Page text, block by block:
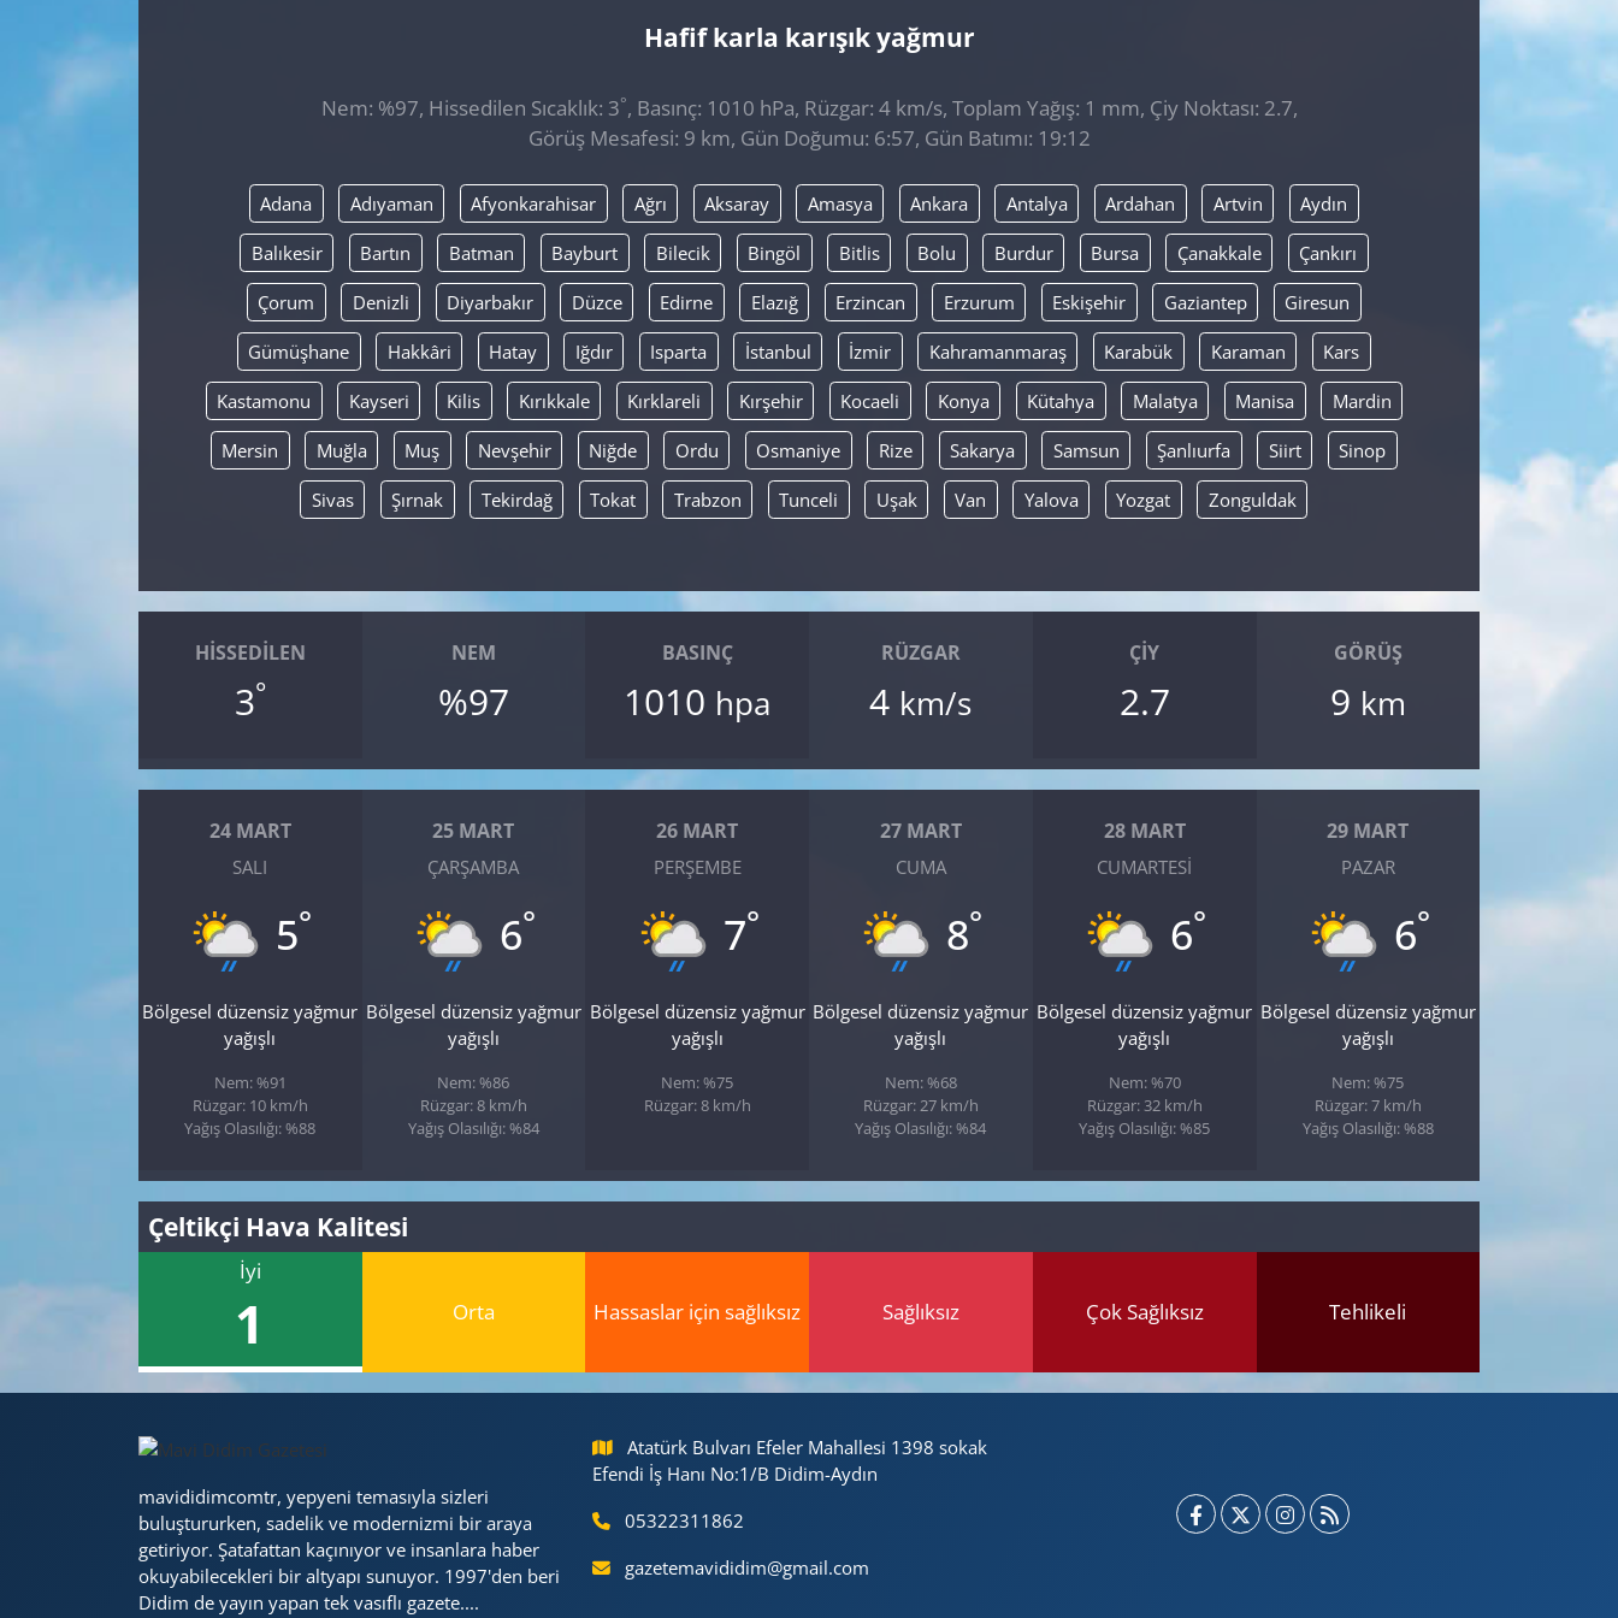
Hafif karla karışık yağmur
Nem: %97, Hissedilen Sıcaklık: 3°, Basınç: 1010 hPa, Rüzgar: 4 km/s, Toplam Yağış: 1 mm, Çiy Noktası: 2.7,
Görüş Mesafesi: 9 km, Gün Doğumu: 6:57, Gün Batımı: 19:12
Adana Adıyaman Afyonkarahisar Ağrı Aksaray Amasya Ankara Antalya Ardahan Artvin Aydın
Balıkesir Bartın Batman Bayburt Bilecik Bingöl Bitlis Bolu Burdur Bursa Çanakkale Çankırı
Çorum Denizli Diyarbakır Düzce Edirne Elazığ Erzincan Erzurum Eskişehir Gaziantep Giresun
Gümüşhane Hakkâri Hatay Iğdır Isparta İstanbul İzmir Kahramanmaraş Karabük Karaman Kars
Kastamonu Kayseri Kilis Kırıkkale Kırklareli Kırşehir Kocaeli Konya Kütahya Malatya Manisa Mardin
Mersin Muğla Muş Nevşehir Niğde Ordu Osmaniye Rize Sakarya Samsun Şanlıurfa Siirt Sinop
Sivas Şırnak Tekirdağ Tokat Trabzon Tunceli Uşak Van Yalova Yozgat Zonguldak
HISSEDILEN
3°
NEM
%97
BASINÇ
1010 hpa
RÜZGAR
4 km/s
ÇIY
2.7
GÖRÜŞ
9 km
24 MART
SALI
5°
Bölgesel düzensiz yağmur
yağışlı
Nem: %91
Rüzgar: 10 km/h
Yağış Olasılığı: %88
25 MART
ÇARŞAMBA
6°
Bölgesel düzensiz yağmur
yağışlı
Nem: %86
Rüzgar: 8 km/h
Yağış Olasılığı: %84
26 MART
PERŞEMBE
7°
Bölgesel düzensiz yağmur
yağışlı
Nem: %75
Rüzgar: 8 km/h
27 MART
CUMA
8°
Bölgesel düzensiz yağmur
yağışlı
Nem: %68
Rüzgar: 27 km/h
Yağış Olasılığı: %84
28 MART
CUMARTESI
6°
Bölgesel düzensiz yağmur
yağışlı
Nem: %70
Rüzgar: 32 km/h
Yağış Olasılığı: %85
29 MART
PAZAR
6°
Bölgesel düzensiz yağmur
yağışlı
Nem: %75
Rüzgar: 7 km/h
Yağış Olasılığı: %88
Çeltikçi Hava Kalitesi
İyi
1 Orta Hassaslar için sağlıksız Sağlıksız Çok Sağlıksız Tehlikeli
mavididimcomtr, yepyeni temasıyla sizleri
buluştururken, sadelik ve modernizmi bir araya
getiriyor. Şatafattan kaçınıyor ve insanlara haber
okuyabilecekleri bir altyapı sunuyor. 1997'den beri
Didim de yayın yapan tek vasıflı gazete....
Atatürk Bulvarı Efeler Mahallesi 1398 sokak
Efendi İş Hanı No:1/B Didim-Aydın
05322311862
gazetemavididim@gmail.com
GÜNDEM
POLİTİKA